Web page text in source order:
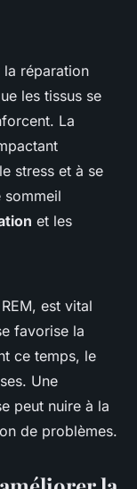
réparation
les tissus se
La
stress et à se
sommeil
et les
est vital
favorise la
ce temps, le
Une
peut nuire à la
de problèmes.